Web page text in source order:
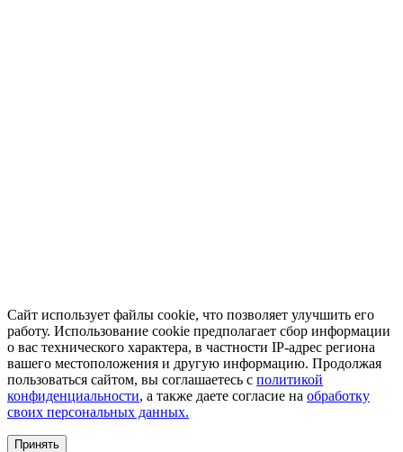
Сайт использует файлы cookie, что позволяет улучшить его
работу. Использование cookie предполагает сбор информации
о вас технического характера, в частности IP-адрес региона
вашего местоположения и другую информацию. Продолжая
пользоваться сайтом, вы соглашаетесь с политикой
конфиденциальности, а также даете согласие на обработку
своих персональных данных.
Принять